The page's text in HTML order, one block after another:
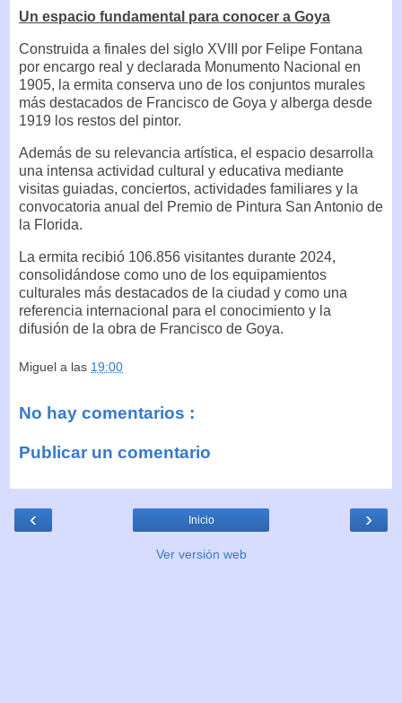
Un espacio fundamental para conocer a Goya
Construida a finales del siglo XVIII por Felipe Fontana
por encargo real y declarada Monumento Nacional en
1905, la ermita conserva uno de los conjuntos murales
más destacados de Francisco de Goya y alberga desde
1919 los restos del pintor.
Además de su relevancia artística, el espacio desarrolla
una intensa actividad cultural y educativa mediante
visitas guiadas, conciertos, actividades familiares y la
convocatoria anual del Premio de Pintura San Antonio de
la Florida.
La ermita recibió 106.856 visitantes durante 2024,
consolidándose como uno de los equipamientos
culturales más destacados de la ciudad y como una
referencia internacional para el conocimiento y la
difusión de la obra de Francisco de Goya.
Miguel a las 19:00
No hay comentarios :
Publicar un comentario
‹ ›
Inicio
Ver versión web